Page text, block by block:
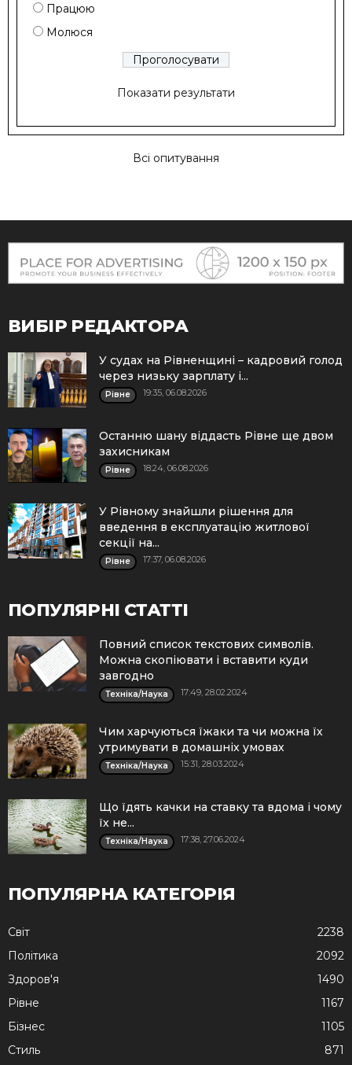
Працюю
Молюся
Показати результати
Всі опитування
ВИБІР РЕДАКТОРА
У судах на Рівненщині – кадровий голод
через низьку зарплату і...
Рівне 19:35, 06.08.2026
Останню шану віддасть Рівне ще двом
захисникам
Рівне 18:24, 06.08.2026
У Рівному знайшли рішення для
введення в експлуатацію житлової
секції на...
Рівне 17:37, 06.08.2026
ПОПУЛЯРНІ СТАТТІ
Повний список текстових символів.
Можна скопіювати і вставити куди
завгодно
Техніка/Наука 17:49, 28.02.2024
Чим харчуються їжаки та чи можна їх
утримувати в домашніх умовах
Техніка/Наука 15:31, 28.03.2024
Що їдять качки на ставку та вдома і чому
їх не...
Техніка/Наука 17:38, 27.06.2024
ПОПУЛЯРНА КАТЕГОРІЯ
Cвіт
2238
Політика
2092
Здоров'я
1490
Рівне
1167
Бізнес
1105
Стиль
871